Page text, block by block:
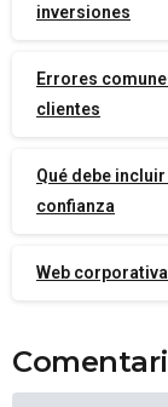
inversiones
Errores
clientes
Qué debe
confianza
Web